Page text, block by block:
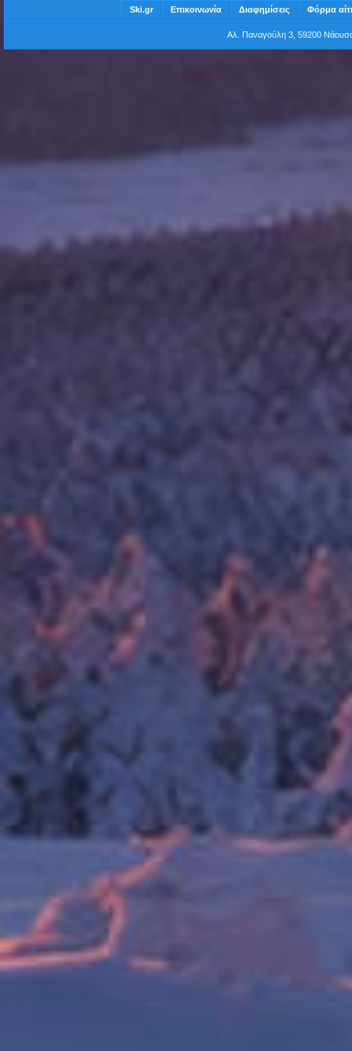
Ski.gr Επικοινωνία Διαφημίσεις Φόρμα
Αλ. Παναγούλη 3, 59200